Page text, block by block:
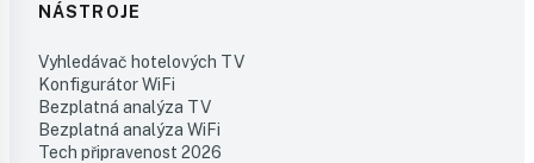
NÁSTROJE
Vyhledávač hotelových TV
Konfigurátor WiFi
Bezplatná analýza TV
Bezplatná analýza WiFi
Tech připravenost 2026